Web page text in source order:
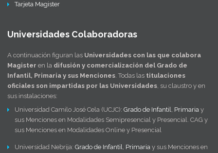
Tarjeta Magister
Universidades Colaboradoras
A continuación figuran las Universidades con las que colabora
Magister en la difusión y comercialización del Grado de
Infantil, Primaria y sus Menciones. Todas las titulaciones
oficiales son impartidas por las Universidades, su claustro y en
sus instalaciones:
Universidad Camilo José Cela (UCJC): Grado de Infantil, Primaria y
sus Menciones en Modalidades Semipresencial y Presencial. CAG y
sus Menciones en Modalidades Online y Presencial
Universidad Nebrija: Grado de Infantil, Primaria y sus Menciones en